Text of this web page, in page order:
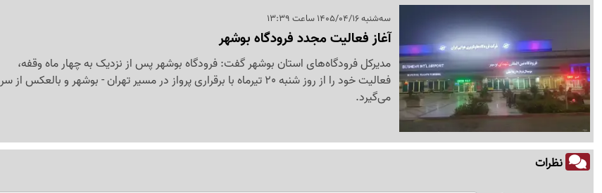
سه‌شنبه 1405/04/16 ساعت 13:39
آغاز فعالیت مجدد فرودگاه بوشهر
مدیرکل فرودگاه‌های استان بوشهر گفت: فرودگاه بوشهر پس از نزدیک به چهار ماه وقفه،
فعالیت خود را از روز شنبه 20 تیرماه با برقراری پرواز در مسیر تهران - بوشهر و بالعکس از سر
می‌گیرد.
نظرات